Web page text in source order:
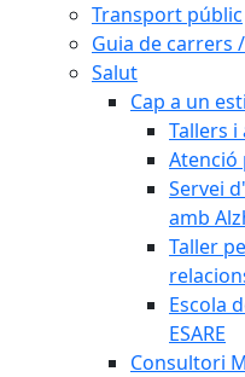
Transport públic
Guia de carrers
Salut
Cap a un
Tallers
Atenció
Servei
amb
Taller
Escola
ESARE
Consultori